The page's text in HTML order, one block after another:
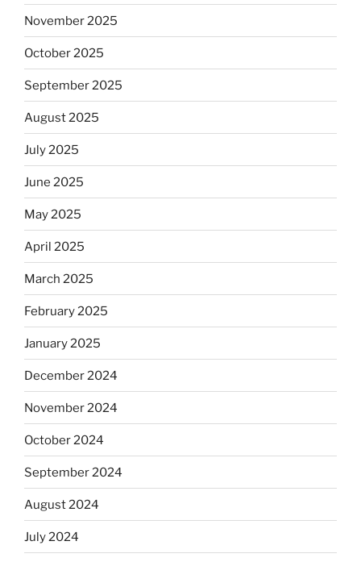
November 2025
October 2025
September 2025
August 2025
July 2025
June 2025
May 2025
April 2025
March 2025
February 2025
January 2025
December 2024
November 2024
October 2024
September 2024
August 2024
July 2024